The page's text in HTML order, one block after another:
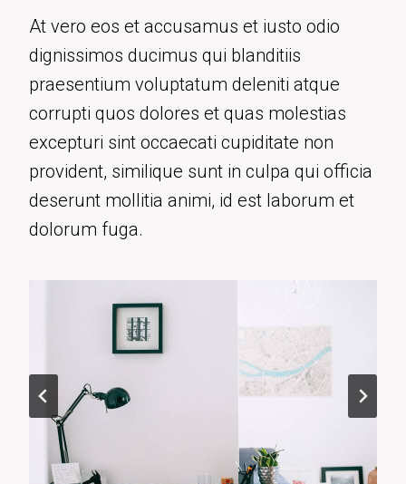
At vero eos et accusamus et iusto odio
dignissimos ducimus qui blanditiis
praesentium voluptatum deleniti atque
corrupti quos dolores et quas molestias
excepturi sint occaecati cupiditate non
provident, similique sunt in culpa qui officia
deserunt mollitia animi, id est laborum et
dolorum fuga.